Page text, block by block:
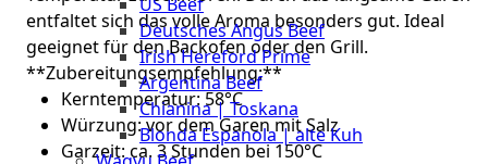
Club
Stuttgart
Deutsches Angus Beef
Irish Hereford Prime
Argentina Beef
Chianina | Toskana
Blonda Espanola | alte Kuh
entfaltet sich das volle Aroma besonders gut. Ideal
geeignet für den Backofen oder den Grill.
**Zubereitungsempfehlung:**
Kerntemperatur: 58°C
Würzung: vor dem Garen mit Salz
Garzeit: ca. 3 Stunden bei 150°C